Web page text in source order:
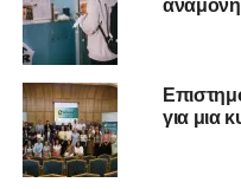
ακόμα πιο ελεύθερη στο
Πιστεύω ότι δεν θα
γιατί μπορεί να είναι
με τίποτα το δημιουργικό
για μια